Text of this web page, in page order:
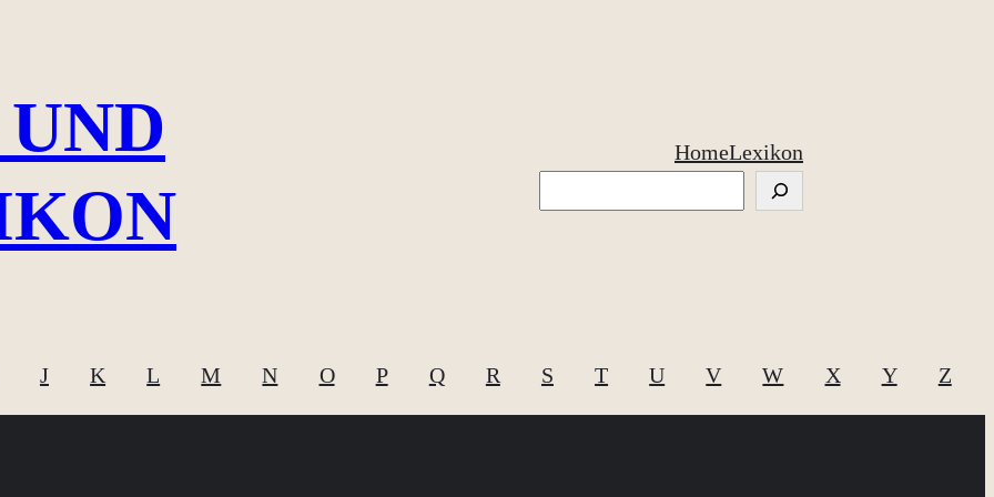
HomeLexikon
J K L M N O P Q R S T U V W X Y Z